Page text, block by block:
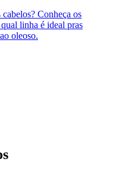
Conheça os
linha é ideal pras
oleoso.